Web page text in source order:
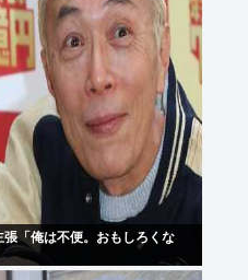
「俺は不便。おもしろくな